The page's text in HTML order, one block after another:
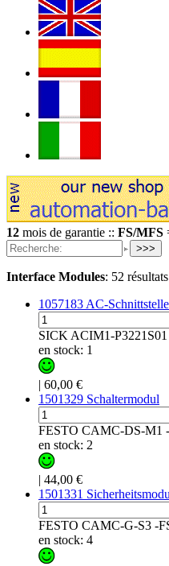
12 mois de garantie :: FS/MFS
>>>
Interface Modules: 52
1057183 AC-
SICK ACIM1-
en stock: 1
| 60,00 €
1501329 Schaltermodul
FESTO CAMC-DS-M1
en stock: 2
| 44,00 €
1501331
FESTO CAMC-G-S3 -
en stock: 4